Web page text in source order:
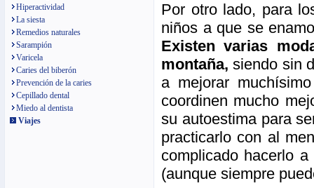
Hiperactividad
La siesta
Remedios naturales
Sarampión
Varicela
Caries del biberón
Prevención de la caries
Cepillado dental
Miedo al dentista
Viajes
Por otro lado, para
niños a que se
Existen varias
montaña,siendo sin
a mejorar
coordinen mucho
su autoestima para
practicarlo con al
complicado hacerlo
(aunque siempre